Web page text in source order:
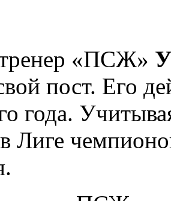
«ПСЖ»
пост. Его
года.
Лиге